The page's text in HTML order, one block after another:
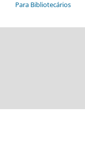
Para Bibliotecários